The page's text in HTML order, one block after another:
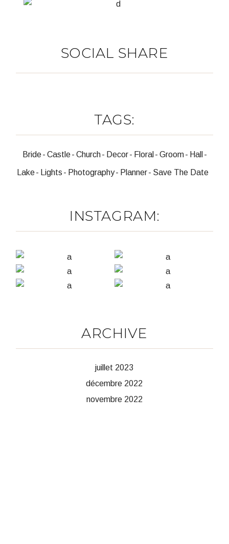
SOCIAL SHARE
TAGS:
Bride Castle Church Decor Floral Groom Hall
Lake Lights Photography Planner Save The Date
INSTAGRAM:
ARCHIVE
juillet 2023
décembre 2022
novembre 2022